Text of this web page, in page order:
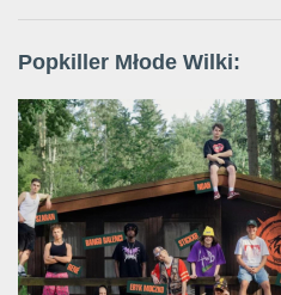
Popkiller Młode Wilki: